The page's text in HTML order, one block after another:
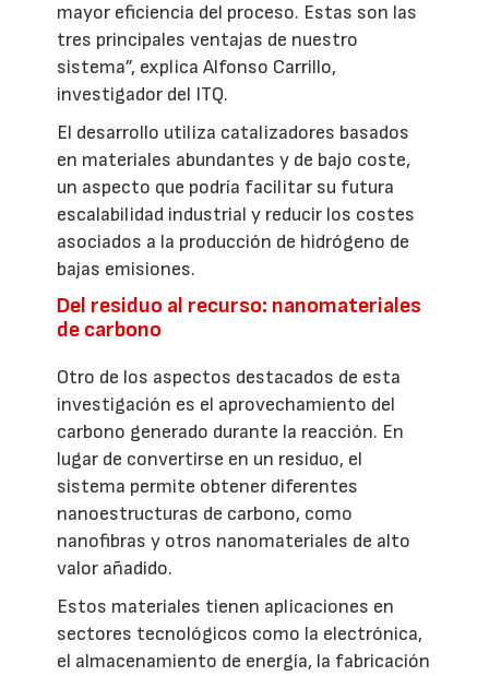
mayor eficiencia del proceso. Estas son las
tres principales ventajas de nuestro
sistema”, explica Alfonso Carrillo,
investigador del ITQ.
El desarrollo utiliza catalizadores basados
en materiales abundantes y de bajo coste,
un aspecto que podría facilitar su futura
escalabilidad industrial y reducir los costes
asociados a la producción de hidrógeno de
bajas emisiones.
Del residuo al recurso: nanomateriales
de carbono
Otro de los aspectos destacados de esta
investigación es el aprovechamiento del
carbono generado durante la reacción. En
lugar de convertirse en un residuo, el
sistema permite obtener diferentes
nanoestructuras de carbono, como
nanofibras y otros nanomateriales de alto
valor añadido.
Estos materiales tienen aplicaciones en
sectores tecnológicos como la electrónica,
el almacenamiento de energía, la fabricación